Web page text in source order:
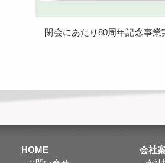
閉会にあたり80周年記念事
HOME 会社